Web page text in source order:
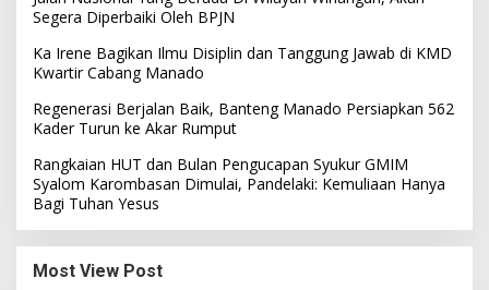
Segera Diperbaiki Oleh BPJN
Ka Irene Bagikan Ilmu Disiplin dan Tanggung Jawab di KMD
Kwartir Cabang Manado
Regenerasi Berjalan Baik, Banteng Manado Persiapkan 562
Kader Turun ke Akar Rumput
Rangkaian HUT dan Bulan Pengucapan Syukur GMIM
Syalom Karombasan Dimulai, Pandelaki: Kemuliaan Hanya
Bagi Tuhan Yesus
Most View Post